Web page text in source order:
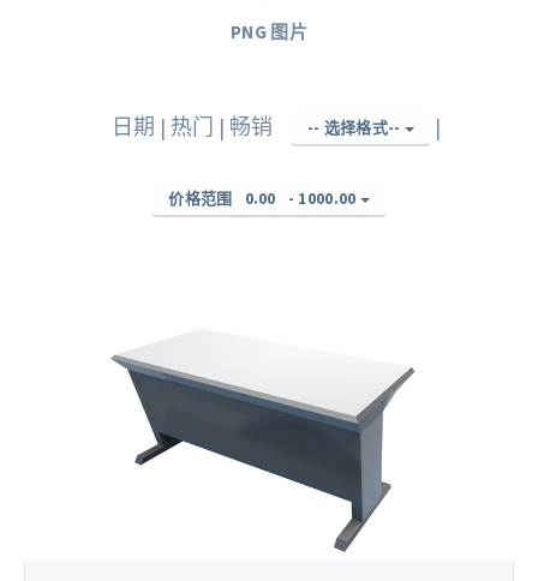
PNG 图片
日期 | 热门 | 畅销 -- 选择格式-- |
价格范围 0.00 - 1000.00